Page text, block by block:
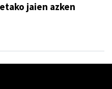
jaien azken